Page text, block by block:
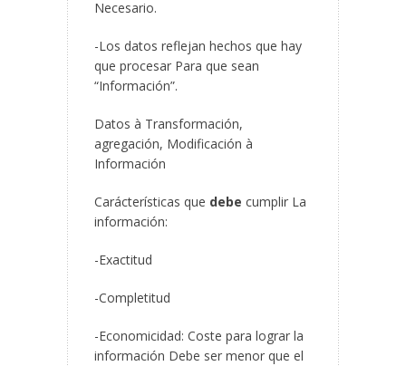
Necesario.
-Los datos reflejan hechos que hay
que procesar Para que sean
“Información”.
Datos à Transformación,
agregación, Modificación à
Información
Carácterísticas que debe cumplir La
información:
-Exactitud
-Completitud
-Economicidad: Coste para lograr la
información Debe ser menor que el